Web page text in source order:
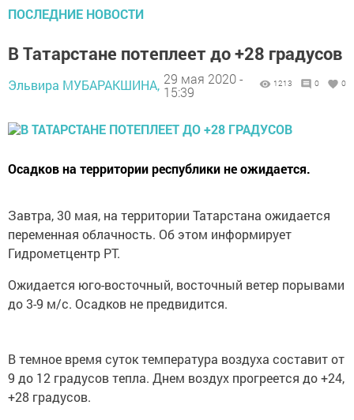
ПОСЛЕДНИЕ НОВОСТИ
В Татарстане потеплеет до +28 градусов
Эльвира МУБАРАКШИНА, 29 мая 2020 -
15:39
1213 0 0
Осадков на территории республики не ожидается.
Завтра, 30 мая, на территории Татарстана ожидается
переменная облачность. Об этом информирует
Гидрометцентр РТ.
Ожидается юго-восточный, восточный ветер порывами
до 3-9 м/с. Осадков не предвидится.
В темное время суток температура воздуха составит от
9 до 12 градусов тепла. Днем воздух прогреется до +24,
+28 градусов.